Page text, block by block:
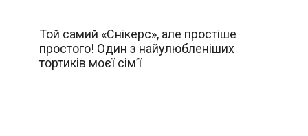
Той самий «Снікерс», але простіше
простого! Один з найулюбленіших
тортиків моєї сім’ї